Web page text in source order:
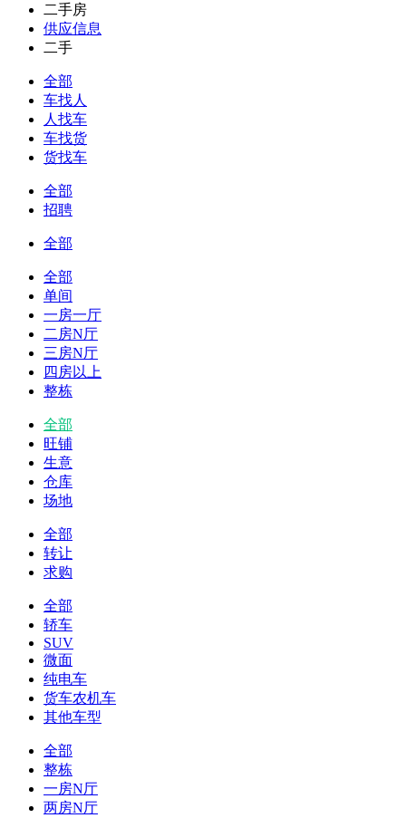
二手房
供应信息
二手
全部
车找人
人找车
车找货
货找车
全部
招聘
全部
全部
单间
一房一厅
二房N厅
三房N厅
四房以上
整栋
全部
旺铺
生意
仓库
场地
全部
转让
求购
全部
轿车
SUV
微面
纯电车
货车农机车
其他车型
全部
整栋
一房N厅
两房N厅